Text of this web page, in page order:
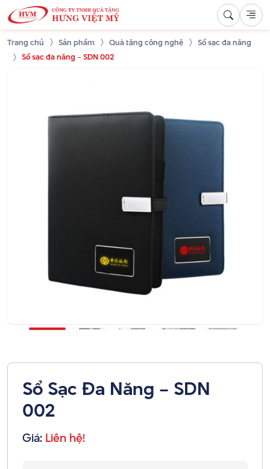
Trang chủ Sản phẩm Quà tặng công nghệ
Sổ sạc đa năng
Sổ sạc đa năng – SDN 002
Sổ Sạc Đa Năng – SDN
002
Giá: Liên hệ!